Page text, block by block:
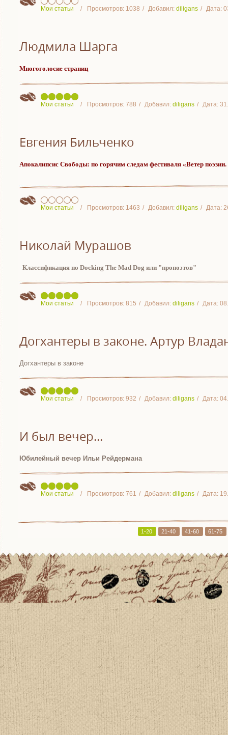
Мои статьи Просмотров: 1038 Добавил: diligans Дата:
Людмила Шарга
Многоголосие страниц
Мои статьи Просмотров: 788 Добавил: diligans Дата:
Евгения Бильченко
Апокалипсис Свободы: по горячим следам фестиваля «Ветер
Мои статьи Просмотров: 1463 Добавил: diligans Дата:
Николай Мурашов
Классификация по Docking The Mad Dog или "пропоэтов"
Мои статьи Просмотров: 815 Добавил: diligans Дата:
Догхантеры в законе. Артур
Догхантеры в законе
Мои статьи Просмотров: 932 Добавил: diligans Дата:
И был вечер...
Юбилейный вечер Ильи Рейдермана
Мои статьи Просмотров: 761 Добавил: diligans Дата:
1-20 21-40 41-60 61-75